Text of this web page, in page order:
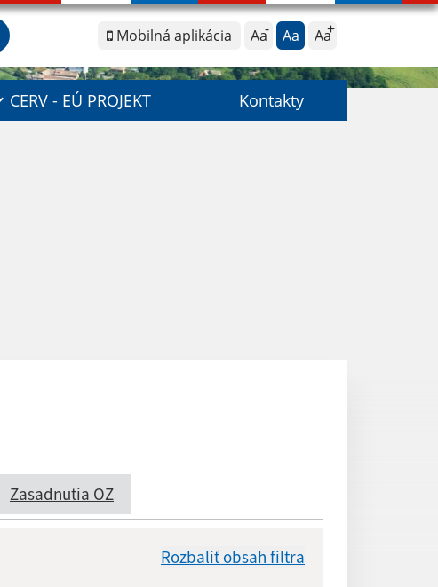
Mobilná aplikácia Aa Aa Aa
CERV - EÚ PROJEKT Kontakty
Zasadnutia OZ
Rozbaliť obsah filtra